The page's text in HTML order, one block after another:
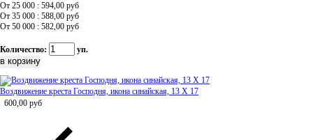
От 25 000 : 594,00 руб
От 35 000 : 588,00 руб
От 50 000 : 582,00 руб
Количество: уп.
Воздвижение креста Господня, икона синайская, 13 Х 17
600,00 руб